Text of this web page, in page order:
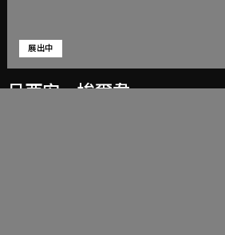
呂西安．埃爾韋
展出中